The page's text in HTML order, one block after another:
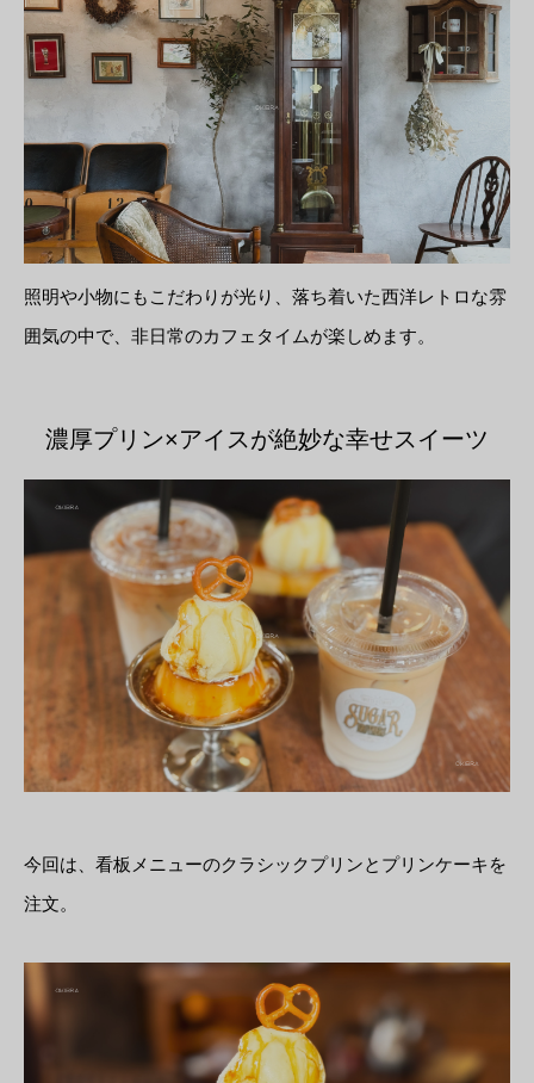
照明や小物にもこだわりが光り、落ち着いた西洋レトロな雰
囲気の中で、非日常のカフェタイムが楽しめます。
濃厚プリン×アイスが絶妙な幸せスイーツ
今回は、看板メニューのクラシックプリンとプリンケーキを
注文。